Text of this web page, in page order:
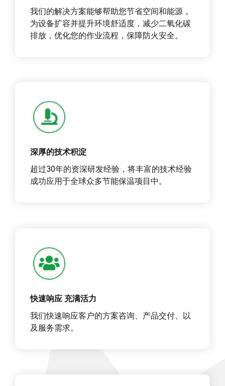
我们的解决方案能够帮助您节省空间和能源，
为设备扩容并提升环境舒适度，减少二氧化碳
排放，优化您的作业流程，保障防火安全。
深厚的技术积淀
超过30年的资深研发经验，将丰富的技术经验
成功应用于全球众多节能保温项目中。
快速响应 充满活力
我们快速响应客户的方案咨询、产品交付、以
及服务需求。